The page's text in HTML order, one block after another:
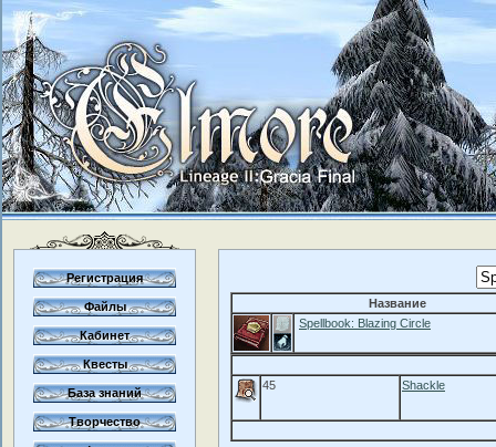
Регистрация
Файлы
Кабинет
Квесты
База знаний
Творчество
Название
Spellbook: Blazing Circle
45 Shackle